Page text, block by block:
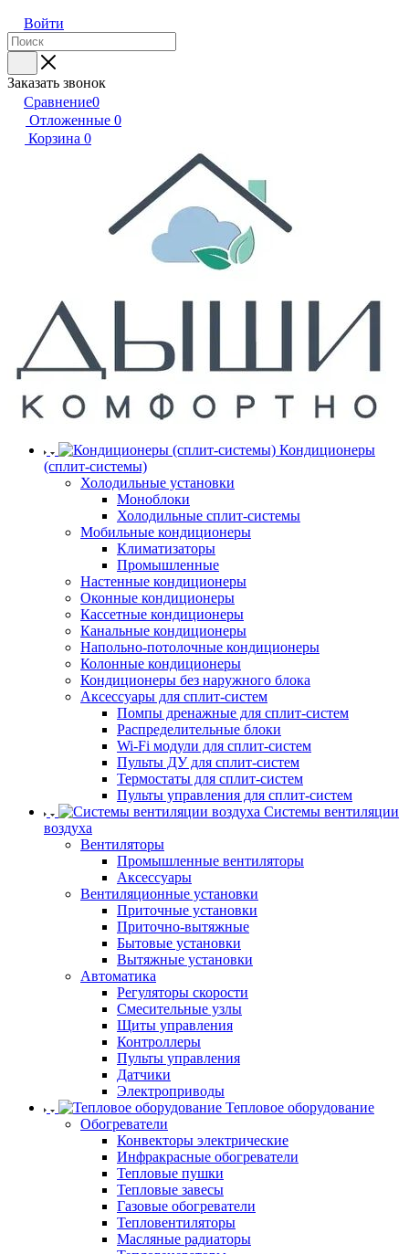
Войти
Заказать звонок
Сравнение0
Отложенные 0
Корзина 0
Кондиционеры
(сплит-системы)
Холодильные установки
Моноблоки
Холодильные сплит-системы
Мобильные кондиционеры
Климатизаторы
Промышленные
Настенные кондиционеры
Оконные кондиционеры
Кассетные кондиционеры
Канальные кондиционеры
Напольно-потолочные кондиционеры
Колонные кондиционеры
Кондиционеры без наружного блока
Аксессуары для сплит-систем
Помпы дренажные для сплит-систем
Распределительные блоки
Wi-Fi модули для сплит-систем
Пульты ДУ для сплит-систем
Термостаты для сплит-систем
Пульты управления для сплит-систем
Системы вентиляции
воздуха
Вентиляторы
Промышленные вентиляторы
Аксессуары
Вентиляционные установки
Приточные установки
Приточно-вытяжные
Бытовые установки
Вытяжные установки
Автоматика
Регуляторы скорости
Смесительные узлы
Щиты управления
Контроллеры
Пульты управления
Датчики
Электроприводы
Тепловое оборудование
Обогреватели
Конвекторы электрические
Инфракрасные обогреватели
Тепловые пушки
Тепловые завесы
Газовые обогреватели
Тепловентиляторы
Масляные радиаторы